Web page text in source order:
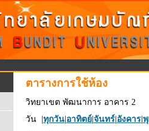
ตารางการใช้ห้อง
วิทยาเขต พัฒนาการ อาคาร 2
วัน | ทุกวัน อาทิตย์ จันทร์ อังคาร